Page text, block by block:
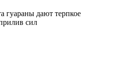
гуараны дают терпкое
сил